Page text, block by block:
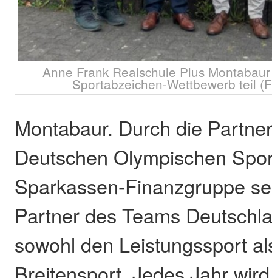
Anne Frank Realschule Plus
Sportabzeichen-Wettbewerb teil
Montabaur. Durch die
Deutschen Olympischen
Sparkassen-Finanzgruppe
Partner des Teams
sowohl den Leistungssport